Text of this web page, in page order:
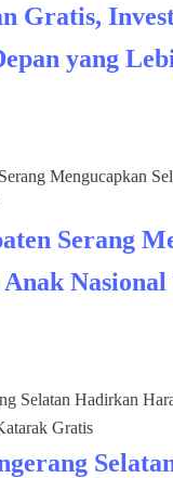
Gratis,
yang
Serang
Nasional